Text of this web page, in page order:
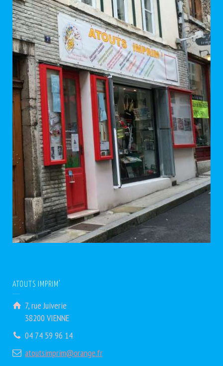
ATOUTS IMPRIM’
7, rue Juiverie
38200 VIENNE
04 74 59 96 14
atoutsimprim@orange.fr